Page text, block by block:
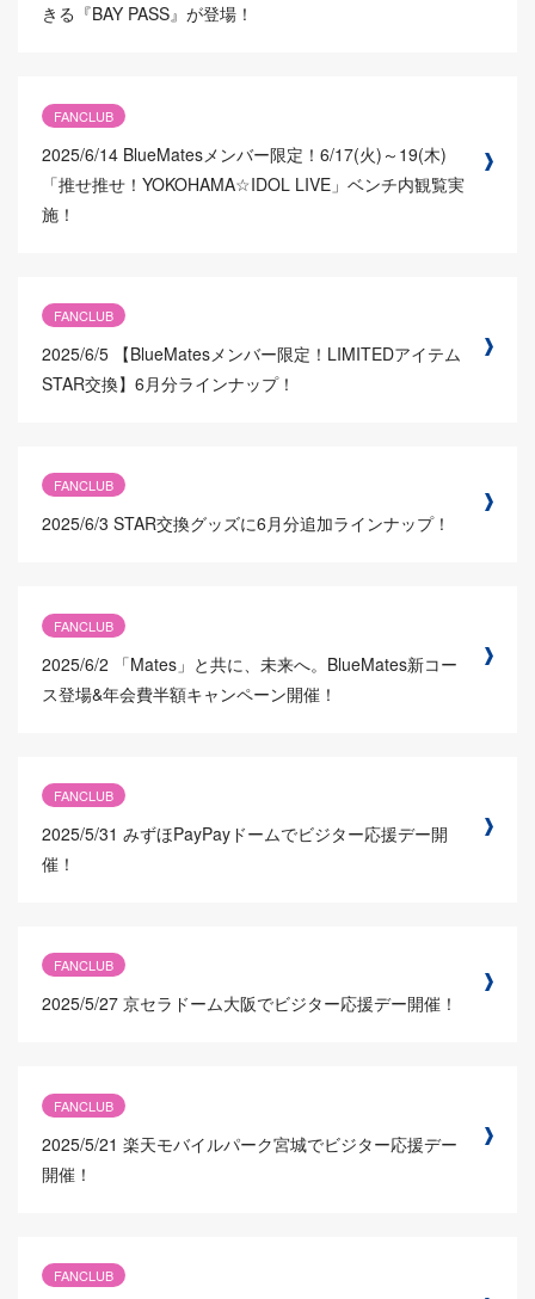
きる『BAY PASS』が登場！
FANCLUB
2025/6/14 BlueMatesメンバー限定！6/17(火)～19(木)
「推せ推せ！YOKOHAMA☆IDOL LIVE」ベンチ内観覧実
施！
FANCLUB
2025/6/5 【BlueMatesメンバー限定！LIMITEDアイテム
STAR交換】6月分ラインナップ！
FANCLUB
2025/6/3 STAR交換グッズに6月分追加ラインナップ！
FANCLUB
2025/6/2
「Mates」と共に、未来へ。BlueMates新コー
ス登場&年会費半額キャンペーン開催！
FANCLUB
2025/5/31 みずほPayPayドームでビジター応援デー開
催！
FANCLUB
2025/5/27 京セラドーム大阪でビジター応援デー開催！
FANCLUB
2025/5/21 楽天モバイルパーク宮城でビジター応援デー
開催！
FANCLUB